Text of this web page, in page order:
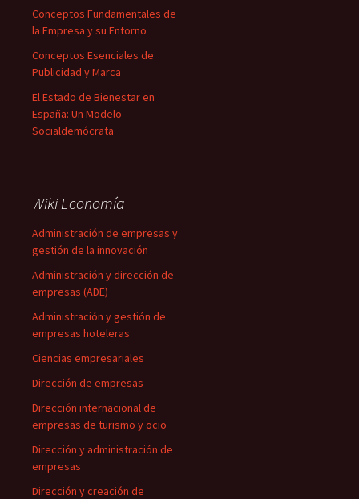
Conceptos Fundamentales de
la Empresa y su Entorno
Conceptos Esenciales de
Publicidad y Marca
El Estado de Bienestar en
España: Un Modelo
Socialdemócrata
Wiki Economía
Administración de empresas y
gestión de la innovación
Administración y dirección de
empresas (ADE)
Administración y gestión de
empresas hoteleras
Ciencias empresariales
Dirección de empresas
Dirección internacional de
empresas de turismo y ocio
Dirección y administración de
empresas
Dirección y creación de